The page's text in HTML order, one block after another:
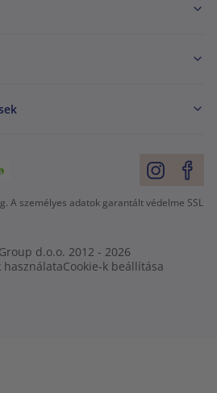
A személyes adatok garantált védelme SSL
d.o.o. 2012 - 2026
használataCookie-k beállítása